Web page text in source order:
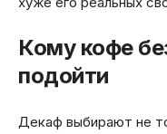
Кому кофе
подойти
Декаф выбирают не